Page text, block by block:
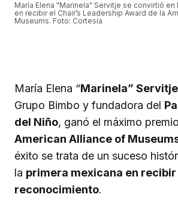
María Elena "Marinela" Servitje se convirtió en
en recibir el Chair’s Leadership Award de la
Museums. Foto: Cortesía
María Elena “Marinela” Servitje
Grupo Bimbo y fundadora del
del Niño, ganó el máximo
American Alliance of
éxito se trata de un suceso
la primera mexicana en
reconocimiento.